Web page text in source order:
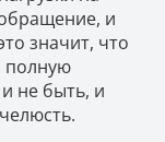
и
значит, что
полную
не быть, и